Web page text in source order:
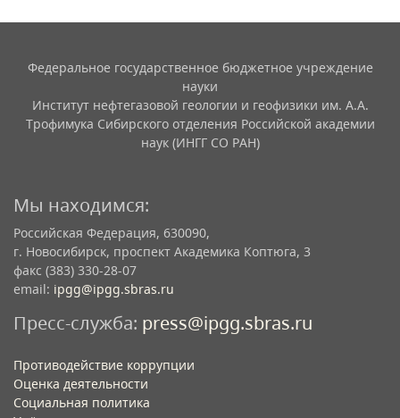
Федеральное государственное бюджетное учреждение
науки
Институт нефтегазовой геологии и геофизики им. А.А.
Трофимука Сибирского отделения Российской академии
наук (ИНГГ СО РАН)
Мы находимся:
Российская Федерация, 630090,
г. Новосибирск, проспект Академика Коптюга, 3
факс (383) 330-28-07
email: ipgg@ipgg.sbras.ru
Пресс-служба: press@ipgg.sbras.ru
Противодействие коррупции
Оценка деятельности
Социальная политика